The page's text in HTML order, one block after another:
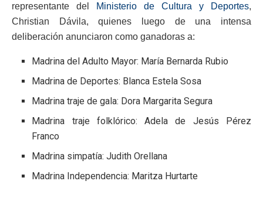
representante del
Ministerio de Cultura y Deportes,
Christian Dávila, quienes luego de una intensa
deliberación anunciaron como ganadoras a:
Madrina del Adulto Mayor: María Bernarda Rubio
Madrina de Deportes: Blanca Estela Sosa
Madrina traje de gala: Dora Margarita Segura
Madrina traje folklórico: Adela de Jesús Pérez
Franco
Madrina simpatía: Judith Orellana
Madrina Independencia: Maritza Hurtarte